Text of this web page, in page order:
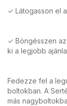
✓ Látogasson el
✓ Böngésszen
ki a legjobb
Fedezze fel a
boltokban. A
más